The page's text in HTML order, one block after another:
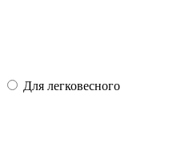
Для легковесного